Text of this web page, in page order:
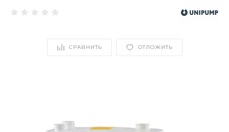
СРАВНИТЬ ОТЛОЖИТЬ